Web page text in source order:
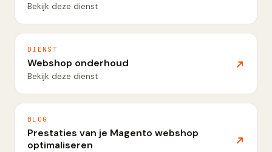
Bekijk deze dienst
DIENST
Webshop onderhoud
Bekijk deze dienst
BLOG
Prestaties van je Magento webshop
optimaliseren